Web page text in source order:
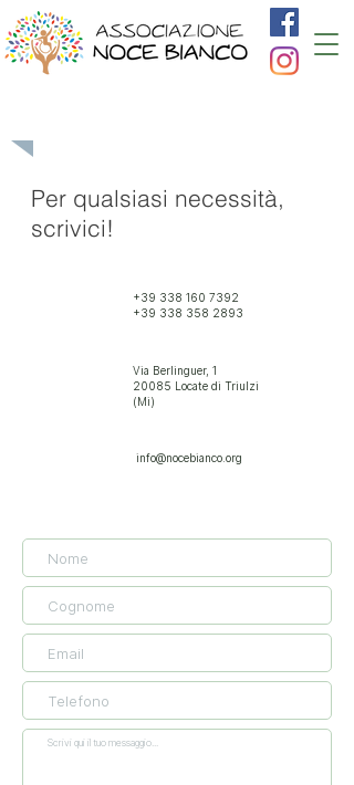
Per qualsiasi necessità,
scrivici!
+39 338 160 7392
+39 338 358 2893
Via Berlinguer, 1
20085 Locate di Triulzi
(Mi)
info@nocebianco.org